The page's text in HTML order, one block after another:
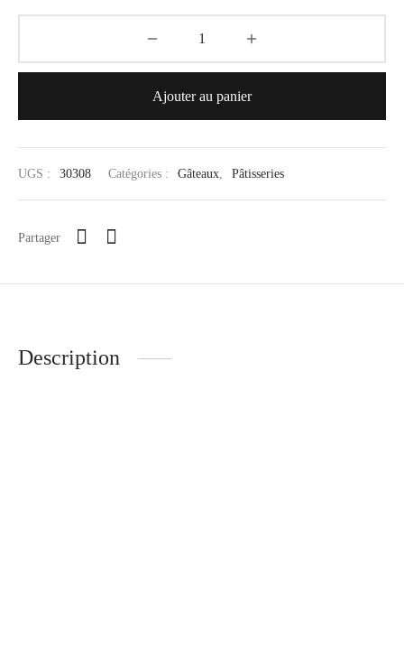
Ajouter au panier
UGS : 30308 Catégories : Gâteaux, Pâtisseries
Partager
Description